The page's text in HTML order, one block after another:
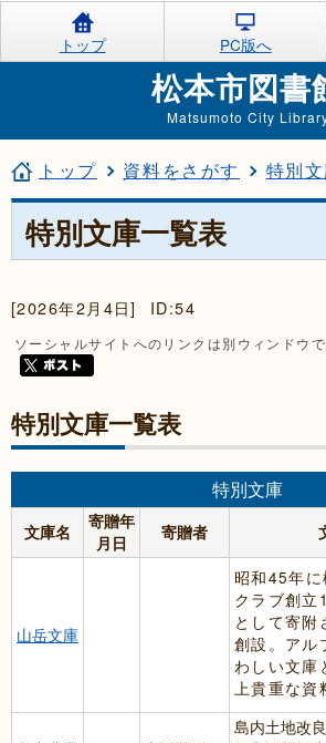
トップ PC版へ
松本市図書
Matsumoto City
トップ 資料をさがす 特別
特別文庫一覧表
[2026年2月4日] ID:54
ソーシャルサイトへのリンクは別ウィンドウ
特別文庫一覧表
特別文庫
文庫名
寄贈年
月日
寄贈者
山岳文庫
昭和45年
クラブ創立
として寄附
創設。アル
わしい文庫
上貴重な資
島内土地改